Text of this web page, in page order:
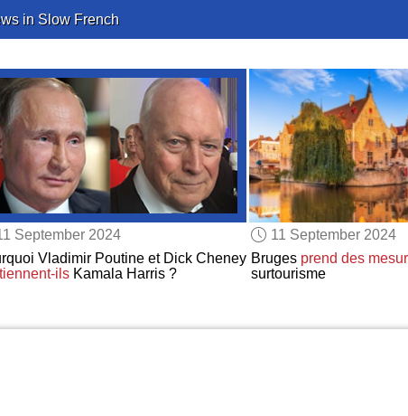
in Slow French
September 2024
Vladimir Poutine et Dick Cheney
ilsKamala Harris ?
11 September 2024
Bruges prend des
surtourisme